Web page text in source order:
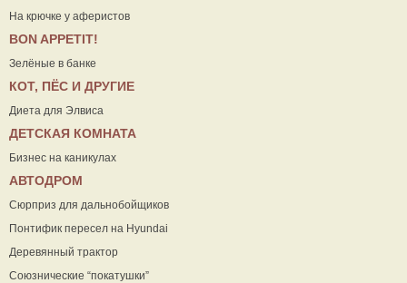
На крючке у аферистов
ВON APPETIT!
Зелёные в банке
КОТ, ПЁС И ДРУГИЕ
Диета для Элвиса
ДЕТСКАЯ КОМНАТА
Бизнес на каникулах
АВТОДРОМ
Сюрприз для дальнобойщиков
Понтифик пересел на Hyundai
Деревянный трактор
Союзнические “покатушки”